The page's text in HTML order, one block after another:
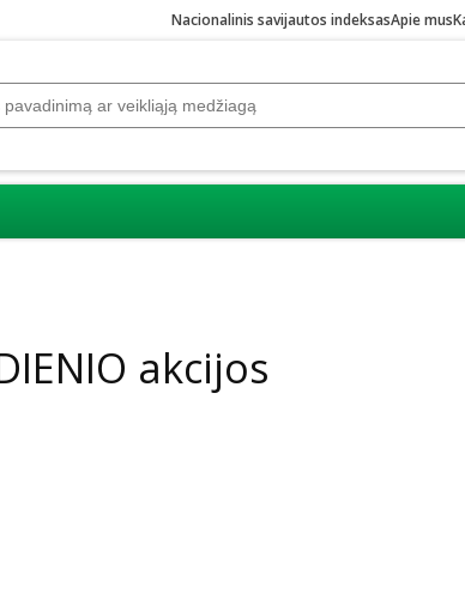
Nacionalinis savijautos indeksasApie mus
akcijos